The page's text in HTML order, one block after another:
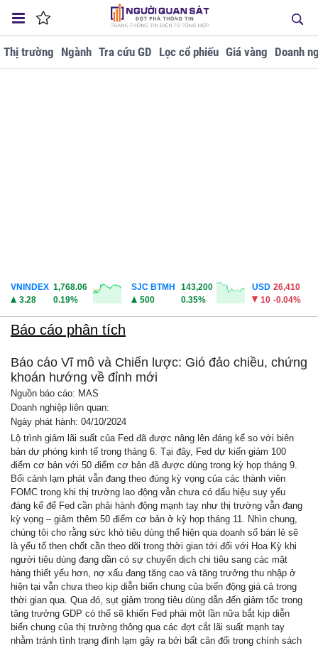
Thị trường Ngành Tra cứu GD Lọc cổ phiếu Giá vàng Doanh
VNINDEX 1,768.06
3.28
0.19%
SJC BTMH
143,200
500
0.35%
USD 26,410
10 -0.04%
Báo cáo phân tích
Báo cáo Vĩ mô và Chiến lược: Gió đảo chiều, chứng
khoán hướng về đỉnh mới
Nguồn báo cáo: MAS
Doanh nghiệp liên quan:
Ngày phát hành: 04/10/2024
Lộ trình giảm lãi suất của Fed đã được nâng lên đáng kể so với biên
bản dự phóng kinh tế trong tháng 6. Tại đây, Fed dự kiến giảm 100
điểm cơ bản với 50 điểm cơ bản đã được dùng trong kỳ họp tháng 9.
Bối cảnh lạm phát vẫn đang theo đúng kỳ vọng của các thành viên
FOMC trong khi thị trường lao động vẫn chưa có dấu hiệu suy yếu
đáng kể để Fed cần phải hành động mạnh tay như thị trường vẫn đang
kỳ vọng – giảm thêm 50 điểm cơ bản ở kỳ họp tháng 11. Nhìn chung,
chúng tôi cho rằng sức khỏ tiêu dùng thể hiện qua doanh số bán lẻ sẽ
là yếu tố then chốt cần theo dõi trong thời gian tới đối với Hoa Kỳ khi
người tiêu dùng đang dần có sự chuyển dịch chi tiêu sang các mặt
hàng thiết yếu hơn, nợ xấu đang tăng cao và tăng trưởng thu nhập ở
hiện tại vẫn chưa theo kịp diễn biến chung của biến động giá cả trong
thời gian qua. Qua đó, sụt giảm trong tiêu dùng dẫn đến giảm tốc trong
tăng trưởng GDP có thể sẽ khiến Fed phải một lần nữa bắt kịp diễn
biến chung của thị trường thông qua các đợt cắt lãi suất mạnh tay
nhằm tránh tình trạng đình lạm gây ra bởi bất cân đối trong chính sách